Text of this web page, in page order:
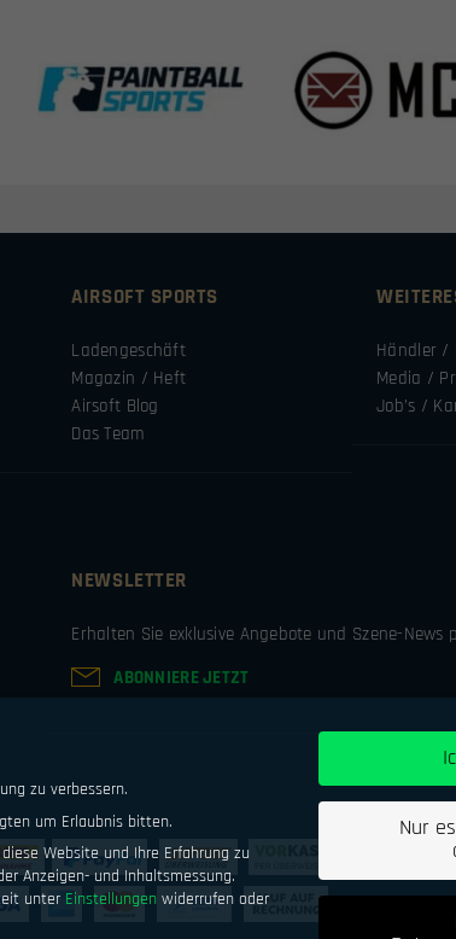
AIRSOFT SPORTS
Ladengeschäft
Magazin / Heft
Airsoft Blog
Das Team
Händler /
Media /
Job’s /
NEWSLETTER
Erhalten Sie exklusive Angebote und Szene-News
ABONNIERE JETZT
zu verbessern.
um Erlaubnis bitten.
Website und Ihre Erfahrung zu
Anzeigen- und Inhaltsmessung.
unter Einstellungen widerrufen oder
Nur